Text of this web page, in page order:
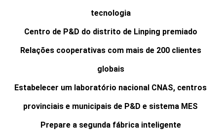
tecnologia
Centro de P&D do distrito de Linping premiado
Relações cooperativas com mais de 200 clientes
globais
Estabelecer um laboratório nacional CNAS, centros
provinciais e municipais de P&D e sistema MES
Prepare a segunda fábrica inteligente